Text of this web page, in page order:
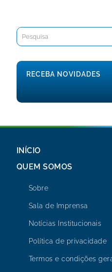
RECEBA NOVIDADES
INÍCIO
QUEM SOMOS
Sobre
Sala de Imprensa
Notícias Institucionais
Política de privacidade
Termos e condições